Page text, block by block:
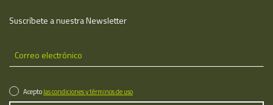
Suscríbete a nuestra Newsletter
Aceptolas condiciones y términos de uso